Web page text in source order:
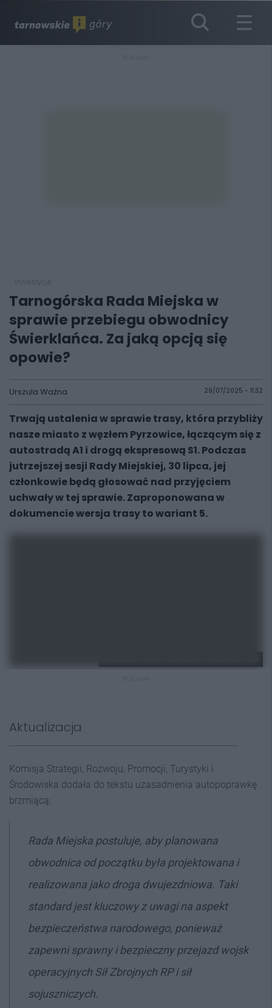
Tarnogórska Rada Miejska w
sprawie przebiegu obwodnicy
Świerklańca. Za jaką opcją się
opowie?
Urszula Ważna 29/07/2025 - 11:32
Trwają ustalenia w sprawie trasy, która przybliży
nasze miasto z węzłem Pyrzowice, łączącym się z
autostradą A1 i drogą ekspresową S1. Podczas
jutrzejszej sesji Rady Miejskiej, 30 lipca, jej
członkowie będą głosować nad przyjęciem
uchwały w tej sprawie. Zaproponowana w
dokumencie wersja trasy to wariant 5.
Aktualizacja
Komisja Strategii, Rozwoju, Promocji, Turystyki i
Środowiska dodała do tekstu uzasadnienia autopoprawkę
brzmiącą:
Rada Miejska postuluje, aby planowana
obwodnica od początku była projektowana i
realizowana jako droga dwujezdniowa. Taki
standard jest kluczowy z uwagi na aspekt
bezpieczeństwa narodowego, ponieważ
zapewni sprawny i bezpieczny przejazd wojsk
operacyjnych Sił Zbrojnych RP i sił
sojuszniczych.